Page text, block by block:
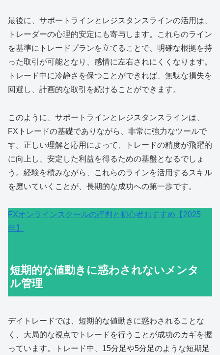
最後に、サポートラインとレジスタンスラインの活用は、
トレーダーの心理的安定にも寄与します。これらのライン
を基準にトレードプランを立てることで、明確な根拠を持
った取引が可能となり、感情に左右されにくくなります。
トレード中に冷静さを保つことができれば、無駄な損失を
回避し、計画的な取引を続けることができます。
このように、サポートラインとレジスタンスラインは、
FXトレードの基礎でありながら、非常に強力なツールで
す。正しい理解と応用によって、トレードの精度が飛躍的
に向上し、安定した利益を得るための基盤となるでしょ
う。経験を積みながら、これらのラインを活用するスキル
を磨いていくことが、長期的な成功への第一歩です。
FXオンラインスクールの評判と初心者おすすめ【2025
年】
短期的な値動きに惑わされないメンタ
ル管理
デイトレードでは、短期的な値動きに惑わされることな
く、大局的な視点でトレードを行うことが成功のカギを握
っています。トレード中、15分足や5分足のような短期足